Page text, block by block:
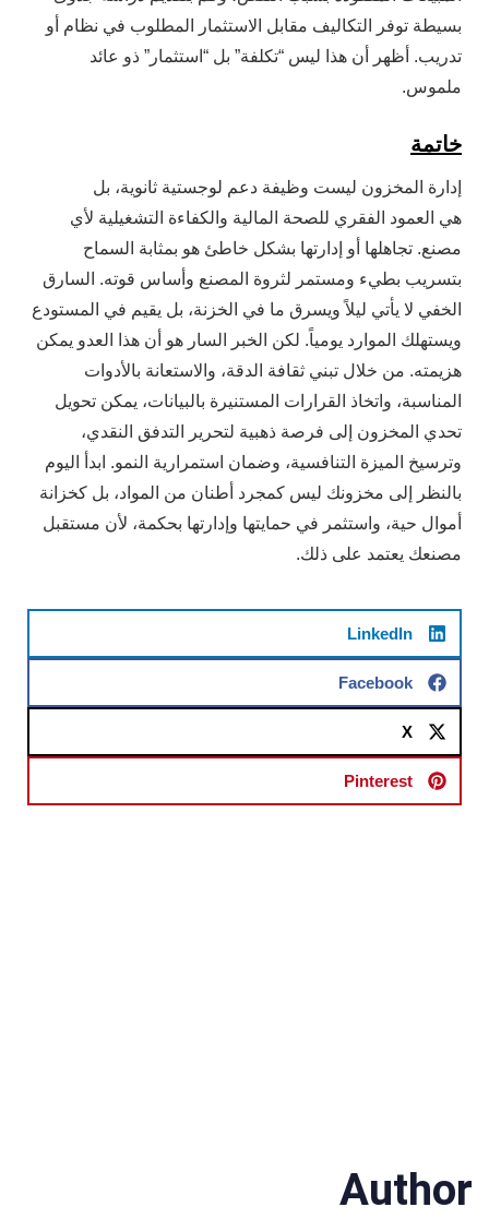
بسيطة توفر التكاليف مقابل الاستثمار المطلوب في نظام أو
تدريب. أظهر أن هذا ليس “تكلفة” بل “استثمار” ذو عائد
ملموس.
خاتمة
إدارة المخزون ليست وظيفة دعم لوجستية ثانوية، بل
هي العمود الفقري للصحة المالية والكفاءة التشغيلية لأي
مصنع. تجاهلها أو إدارتها بشكل خاطئ هو بمثابة السماح
بتسريب بطيء ومستمر لثروة المصنع وأساس قوته. السارق
الخفي لا يأتي ليلاً ويسرق ما في الخزنة، بل يقيم في المستودع
ويستهلك الموارد يومياً. لكن الخبر السار هو أن هذا العدو يمكن
هزيمته. من خلال تبني ثقافة الدقة، والاستعانة بالأدوات
المناسبة، واتخاذ القرارات المستنيرة بالبيانات، يمكن تحويل
تحدي المخزون إلى فرصة ذهبية لتحرير التدفق النقدي،
وترسيخ الميزة التنافسية، وضمان استمرارية النمو. ابدأ اليوم
بالنظر إلى مخزونك ليس كمجرد أطنان من المواد، بل كخزانة
أموال حية، واستثمر في حمايتها وإدارتها بحكمة، لأن مستقبل
مصنعك يعتمد على ذلك.
LinkedIn
Facebook
X
Pinterest
Author